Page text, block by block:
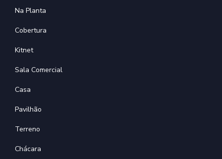
Na Planta
Cobertura
Kitnet
Sala Comercial
Casa
Pavilhão
Terreno
Chácara